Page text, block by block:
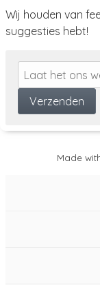
Wij houden van
suggesties hebt!
Made